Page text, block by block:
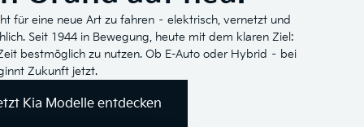
für eine neue Art zu fahren – elektrisch, vernetzt und
Seit 1944 in Bewegung, heute mit dem klaren Ziel:
bestmöglich zu nutzen. Ob E-Auto oder Hybrid – bei
Zukunft jetzt.
Kia Modelle entdecken